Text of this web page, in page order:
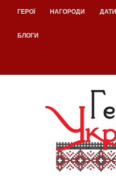
ГЕРОЇ НАГОРОДИ ДАТИ
БЛОГИ